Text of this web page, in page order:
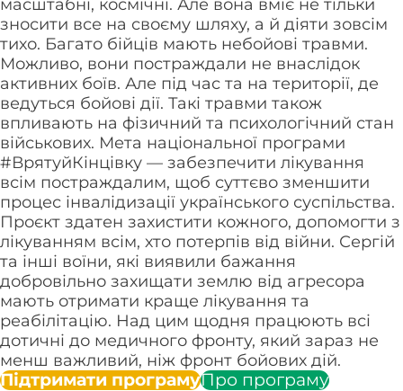
масштабні, космічні. Але вона вміє не тільки
зносити все на своєму шляху, а й діяти зовсім
тихо. Багато бійців мають небойові травми.
Можливо, вони постраждали не внаслідок
активних боїв. Але під час та на території, де
ведуться бойові дії. Такі травми також
впливають на фізичний та психологічний стан
військових. Мета національної програми
#ВрятуйКінцівку — забезпечити лікування
всім постраждалим, щоб суттєво зменшити
процес інвалідизації українського суспільства.
Проєкт здатен захистити кожного, допомогти з
лікуванням всім, хто потерпів від війни. Сергій
та інші воїни, які виявили бажання
добровільно захищати землю від агресора
мають отримати краще лікування та
реабілітацію. Над цим щодня працюють всі
дотичні до медичного фронту, який зараз не
менш важливий, ніж фронт бойових дій.
Підтримати програмуПро програму